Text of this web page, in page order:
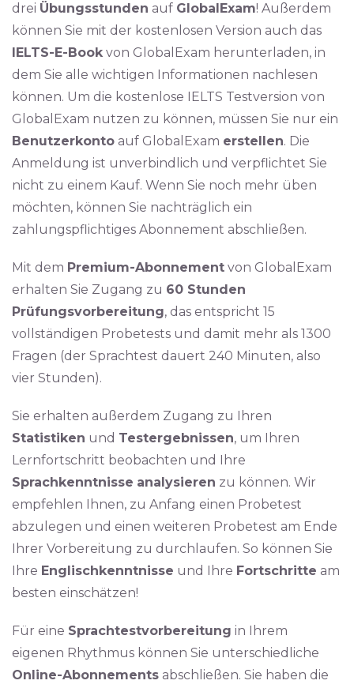
drei Übungsstunden auf GlobalExam! Außerdem
können Sie mit der kostenlosen Version auch das
IELTS-E-Bookvon GlobalExam herunterladen, in
dem Sie alle wichtigen Informationen nachlesen
können. Um die kostenlose IELTS Testversion von
GlobalExam nutzen zu können, müssen Sie nur ein
Benutzerkonto auf GlobalExam erstellen. Die
Anmeldung ist unverbindlich und verpflichtet Sie
nicht zu einem Kauf. Wenn Sie noch mehr üben
möchten, können Sie nachträglich ein
zahlungspflichtiges Abonnement abschließen.
Mit dem Premium-Abonnement von GlobalExam
erhalten Sie Zugang zu 60 Stunden
Prüfungsvorbereitung, das entspricht 15
vollständigen Probetests und damit mehr als 1300
Fragen (der Sprachtest dauert 240 Minuten, also
vier Stunden).
Sie erhalten außerdem Zugang zu Ihren
Statistiken und Testergebnissen, um Ihren
Lernfortschritt beobachten und Ihre
Sprachkenntnisse analysieren zu können. Wir
empfehlen Ihnen, zu Anfang einen Probetest
abzulegen und einen weiteren Probetest am Ende
Ihrer Vorbereitung zu durchlaufen. So können Sie
Ihre Englischkenntnisse und Ihre Fortschritte am
besten einschätzen!
Für eine Sprachtestvorbereitung in Ihrem
eigenen Rhythmus können Sie unterschiedliche
Online-Abonnements abschließen. Sie haben die